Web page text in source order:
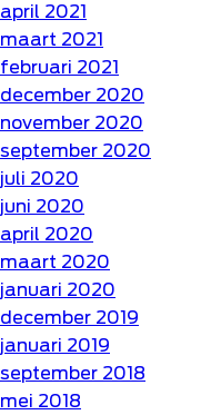
april 2021
maart 2021
februari 2021
december 2020
november 2020
september 2020
juli 2020
juni 2020
april 2020
maart 2020
januari 2020
december 2019
januari 2019
september 2018
mei 2018